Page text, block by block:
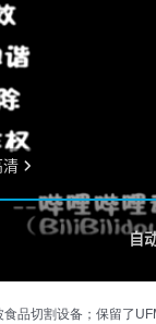
品切割设备；保留了